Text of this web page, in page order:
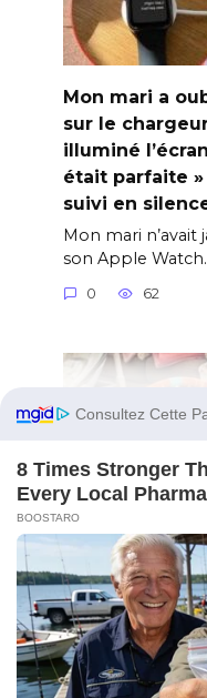
Mon mari a
sur le
illuminé
était parfaite »
suivi en
Mon mari n’avait
son Apple Watch.
0 62
Mon mari m’a
triplés
vacances bien